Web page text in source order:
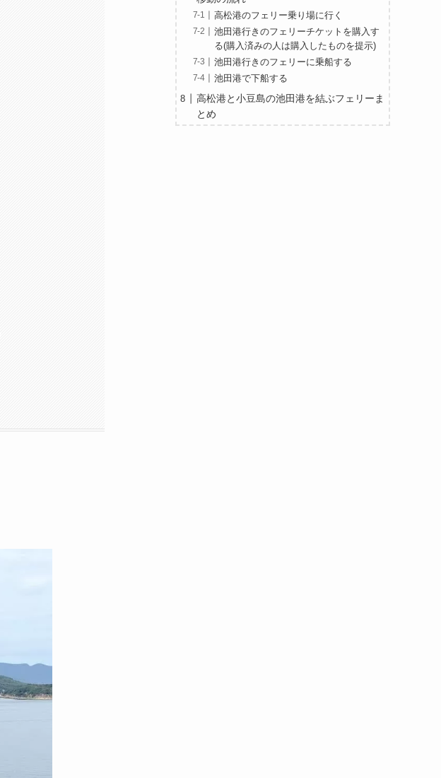
高松港のフェリー乗り場に行く
池田港行きのフェリーチケットを購入す
る(購入済みの人は購入したものを提示)
池田港行きのフェリーに乗船する
池田港で下船する
高松港と小豆島の池田港を結ぶフェリーま
とめ